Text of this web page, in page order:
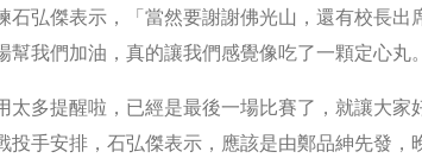
弘傑表示，「當然要謝謝佛光山，還有校長出
我們加油，真的讓我們感覺像吃了一顆定心丸
多提醒啦，已經是最後一場比賽了，就讓大家
手安排，石弘傑表示，應該是由鄭品紳先發，